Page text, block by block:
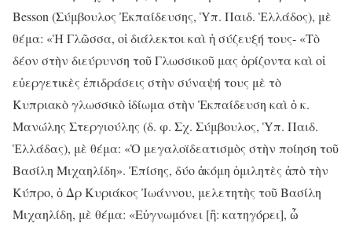
Besson (Σύμβουλος Ἐκπαίδευσης, Ὑπ. Παιδ. Ἑλλάδος), μὲ
θέμα: «Ἡ Γλῶσσα, οἱ διάλεκτοι καὶ ἡ σύζευξή τους- «Τὸ
δέον στὴν διεύρυνση τοῦ Γλωσσικοῦ μας ὁρίζοντα καὶ οἱ
εὐεργετικὲς ἐπιδράσεις στὴν σύναψή τους μὲ τὸ
Κυπριακὸ γλωσσικὸ ἰδίωμα στὴν Ἐκπαίδευση καὶ ὁ κ.
Μανώλης Στεργιούλης (δ. φ. Σχ. Σύμβουλος, Ὑπ. Παιδ.
Ἑλλάδας), μὲ θέμα: «Ὁ μεγαλοϊδεατισμὸς στὴν ποίηση τοῦ
Βασίλη Μιχαηλίδη». Ἐπίσης, δύο ἀκόμη ὁμιλητὲς ἀπὸ τὴν
Κύπρο, ὁ Δρ Κυριάκος Ἰωάννου, μελετητὴς τοῦ Βασίλη
Μιχαηλίδη, μὲ θέμα: «Εὐγνωμόνει [ἢ: κατηγόρει], ὦ